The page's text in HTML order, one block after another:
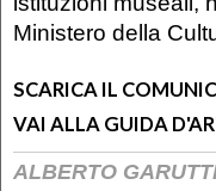
Ministero della
SCARICA IL
VAI ALLA GUIDA
ALBERTO